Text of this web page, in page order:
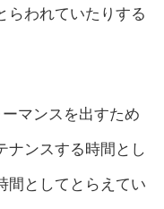
らわれていたりする
マンスを出すため
ナンスする時間とし
間としてとらえてい